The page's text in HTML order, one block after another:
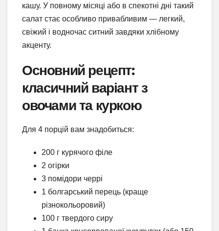
кашу. У повному місяці або в спекотні дні такий
салат стає особливо привабливим — легкий,
свіжий і водночас ситний завдяки хлібному
акценту.
Основний рецепт:
класичний варіант з
овочами та куркою
Для 4 порцій вам знадобиться:
200 г курячого філе
2 огірки
3 помідори черрі
1 болгарський перець (краще
різнокольоровий)
100 г твердого сиру